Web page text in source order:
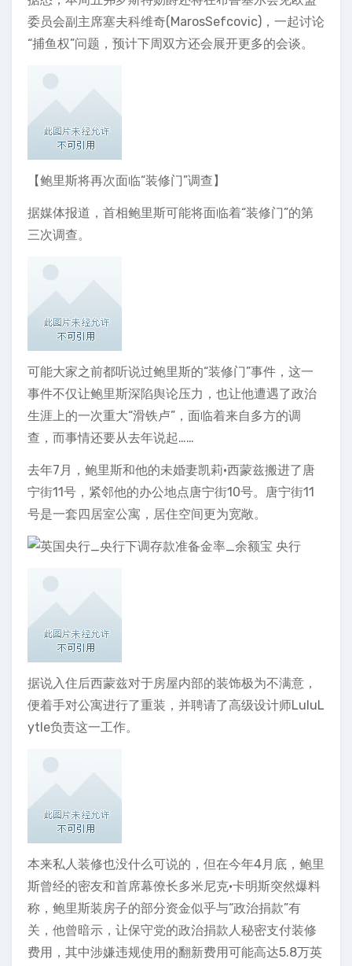
委员会副主席塞夫科维奇(MarosSefcovic)，一起讨论
“捕鱼权”问题，预计下周双方还会展开更多的会谈。
【鲍里斯将再次面临“装修门”调查】
据媒体报道，首相鲍里斯可能将面临着“装修门”的第
三次调查。
可能大家之前都听说过鲍里斯的“装修门”事件，这一
事件不仅让鲍里斯深陷舆论压力，也让他遭遇了政治
生涯上的一次重大“滑铁卢”，面临着来自多方的调
查，而事情还要从去年说起……
去年7月，鲍里斯和他的未婚妻凯莉·西蒙兹搬进了唐
宁街11号，紧邻他的办公地点唐宁街10号。唐宁街11
号是一套四居室公寓，居住空间更为宽敞。
据说入住后西蒙兹对于房屋内部的装饰极为不满意，
便着手对公寓进行了重装，并聘请了高级设计师LuluL
ytle负责这一工作。
本来私人装修也没什么可说的，但在今年4月底，鲍里
斯曾经的密友和首席幕僚长多米尼克·卡明斯突然爆料
称，鲍里斯装房子的部分资金似乎与“政治捐款”有
关，他曾暗示，让保守党的政治捐款人秘密支付装修
费用，其中涉嫌违规使用的翻新费用可能高达5.8万英